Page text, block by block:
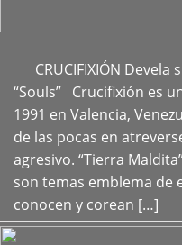
CRUCIFIXIÓN Devela
“Souls” Crucifixión es
1991 en Valencia,
de las pocas en
agresivo. “Tierra
son temas emblema de
conocen y corean […]